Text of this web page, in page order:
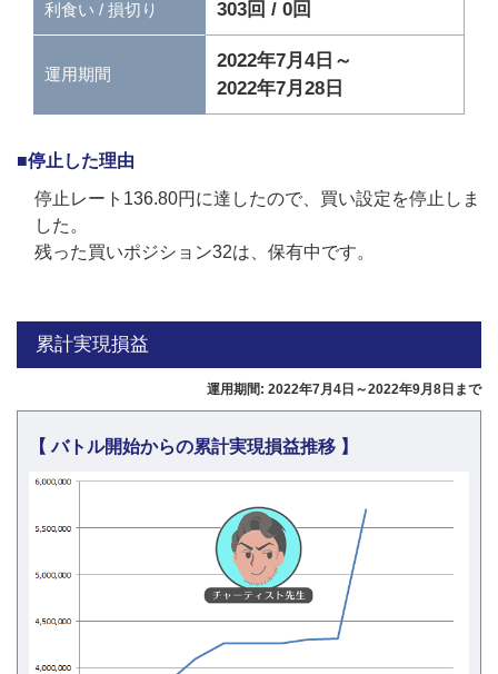
利食い / 損切り 303回 / 0回
運用期間
2022年7月4日～
2022年7月28日
■停止した理由
停止レート136.80円に達したので、買い設定を停止しま
した。
残った買いポジション32は、保有中です。
累計実現損益
運用期間: 2022年7月4日～2022年9月8日まで
【 バトル開始からの累計実現損益推移 】